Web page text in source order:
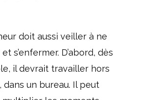
doit aussi veiller à ne
et s’enfermer. D’abord, dès
il devrait travailler hors
dans un bureau. Il peut